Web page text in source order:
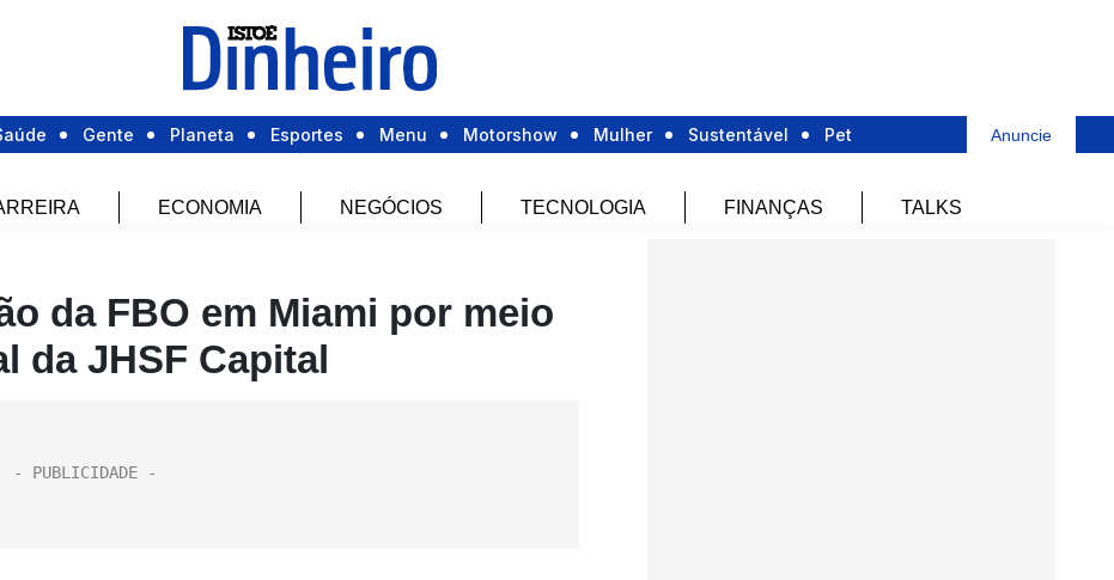
Gente Planeta Esportes Menu Motorshow Mulher Sustentável Pet Anuncie
ECONOMIA NEGÓCIOS TECNOLOGIA FINANÇAS TALKS
da FBO em Miami por meio
da JHSF Capital